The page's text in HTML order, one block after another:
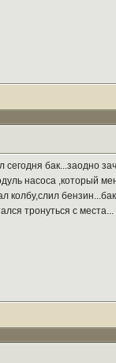
сегодня бак...заодно
насоса ,который
колбу,слил
тронуться с места...